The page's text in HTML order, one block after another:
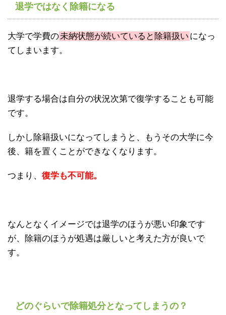
退学ではなく除籍になる
大学で学費の未納状態が続いていると除籍扱い になっ
てしまいます。
退学する場合は自分の状況次第で復学することも可能
です。
しかし除籍扱いになってしまうと、もうその大学に今
後、籍を置くことができなくなります。
つまり、 復学も不可能。
なんとなくイメージでは退学のほうが悪い印象です
が、除籍のほうが処遇は厳しいと考えた方が良いで
す。
どのぐらいで除籍処分となってしまうの？